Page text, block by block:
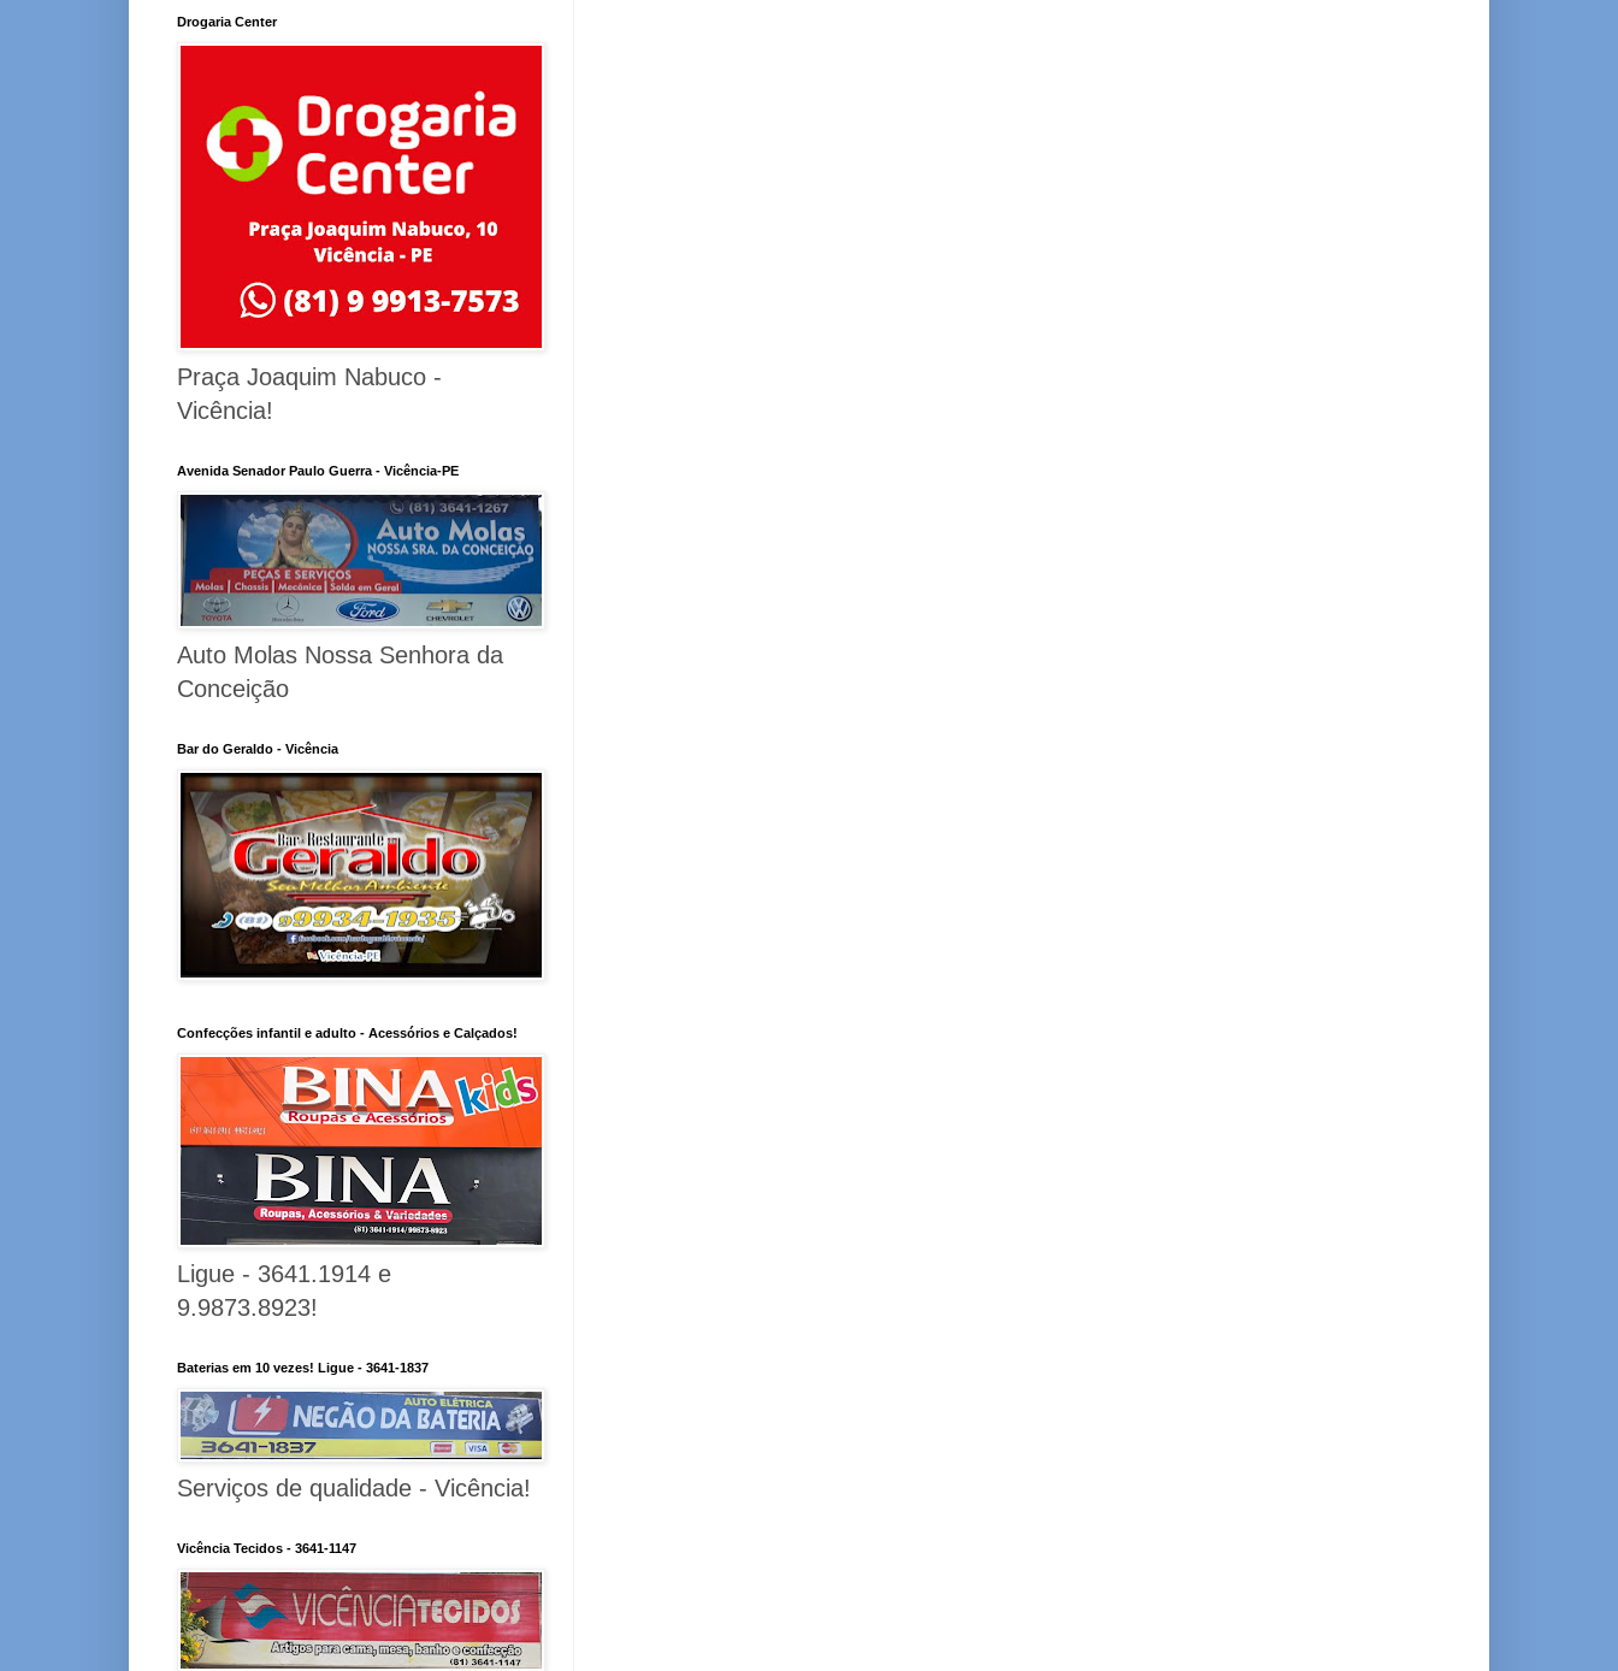
Drogaria Center
Praça Joaquim Nabuco -
Vicência!
Avenida Senador Paulo Guerra - Vicência-PE
Auto Molas Nossa Senhora da
Conceição
Bar do Geraldo - Vicência
Confecções infantil e adulto - Acessórios e Calçados!
Ligue - 3641.1914 e
9.9873.8923!
Baterias em 10 vezes! Ligue - 3641-1837
Serviços de qualidade - Vicência!
Vicência Tecidos - 3641-1147